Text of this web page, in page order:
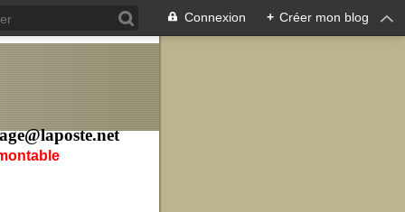
Connexion + Créer mon blog